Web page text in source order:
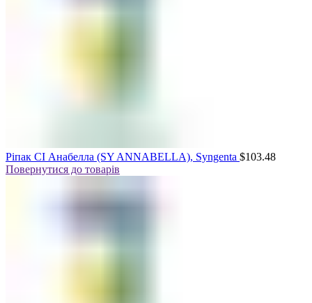
Ріпак СІ Анабелла (SY ANNABELLA), Syngenta $103.48
Повернутися до товарів